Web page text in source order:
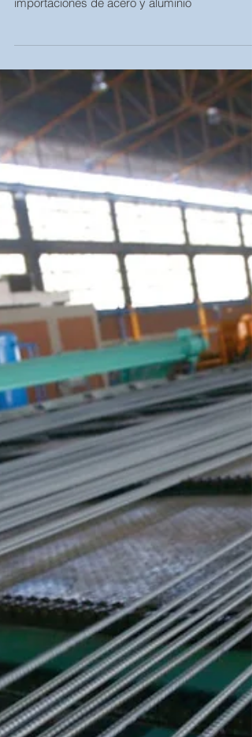
aranceles a importaciones
de acero y aluminio
Trump firmó imposición de aranceles a
importaciones de acero y aluminio